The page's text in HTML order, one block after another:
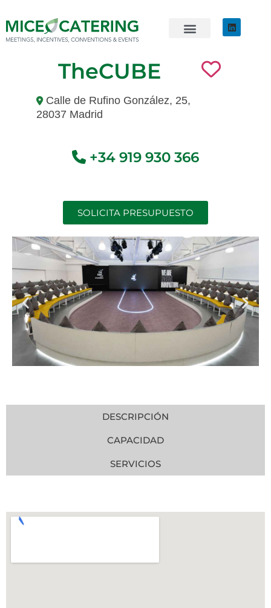
TheCUBE
Calle de Rufino González, 25,
28037 Madrid
+34 919 930 366
SOLICITA PRESUPUESTO
DESCRIPCIÓN
CAPACIDAD
SERVICIOS